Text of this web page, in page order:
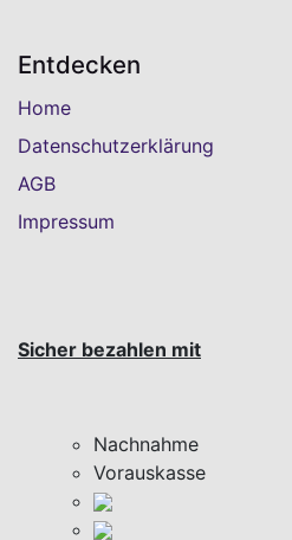
Entdecken
Home
Datenschutzerklärung
AGB
Impressum
Sicher bezahlen mit
Nachnahme
Vorauskasse